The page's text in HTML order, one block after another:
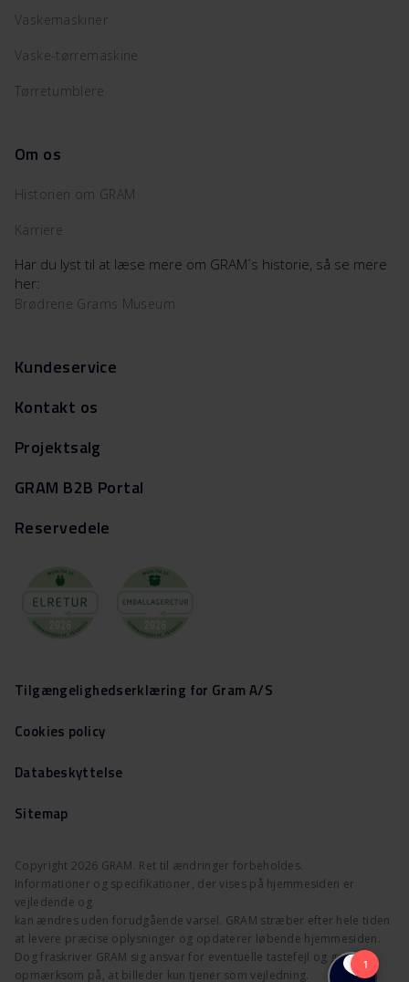
Vaskemaskiner
Vaske-tørremaskine
Tørretumblere
Om os
Historien om GRAM
Karriere
Har du lyst til at læse mere om GRAM´s historie, så se mere
her:
Brødrene Grams Museum
Kundeservice
Kontakt os
Projektsalg
GRAM B2B Portal
Reservedele
Copyright 2026 GRAM. Ret til ændringer forbeholdes.
Informationer og specifikationer, der vises på hjemmesiden er
vejledende og
kan ændres uden forudgående varsel. GRAM stræber efter hele tiden
at levere præcise oplysninger og opdaterer løbende hjemmesiden.
Dog fraskriver GRAM sig ansvar for eventuelle tastefejl og gør
opmærksom på, at billeder kun tjener som vejledning.
Tilgængelighedserklæring for Gram A/S
Cookies policy
Databeskyttelse
Sitemap